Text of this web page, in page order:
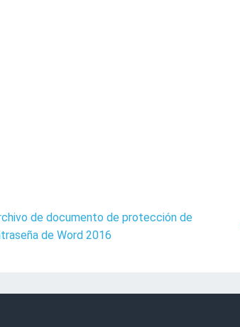
de documento de protección de
de Word 2016